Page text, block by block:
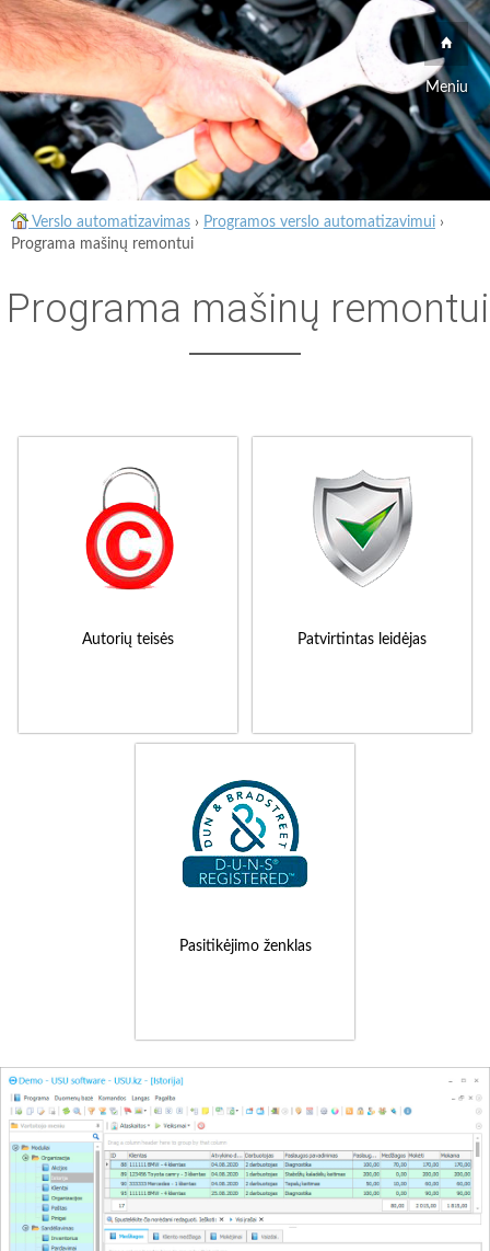
Meniu
Verslo automatizavimas › Programos verslo automatizavimui ›
Programa mašinų remontui
Programa mašinų remontui
Autorių teisės Patvirtintas leidėjas
Pasitikėjimo ženklas